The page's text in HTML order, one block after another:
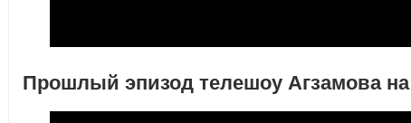
Прошлый эпизод телешоу Агзамова